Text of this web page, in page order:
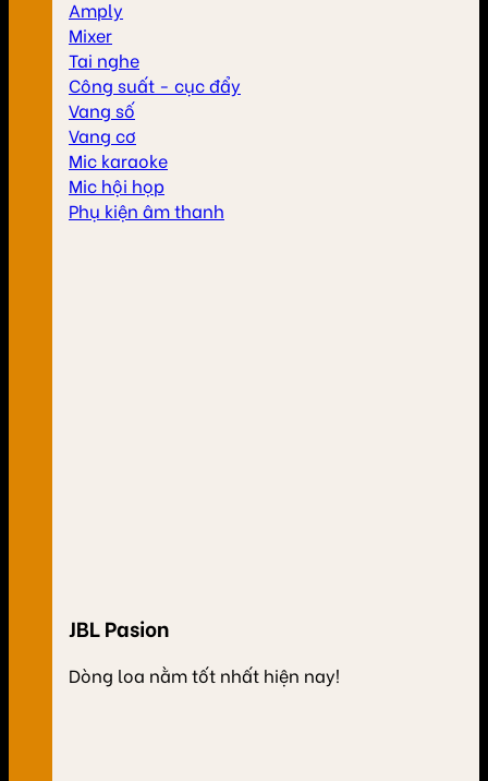
Amply
Mixer
Tai nghe
Công suất - cục đẩy
Vang số
Vang cơ
Mic karaoke
Mic hội họp
Phụ kiện âm thanh
JBL Pasion
Dòng loa nằm tốt nhất hiện nay!